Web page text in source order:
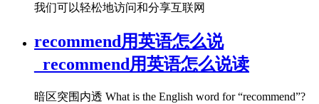
我们可以轻松地访问和分享互联网
recommend用英语怎么说
_recommend用英语怎么说读
暗区突围内透 What is the English word for “recommend”?